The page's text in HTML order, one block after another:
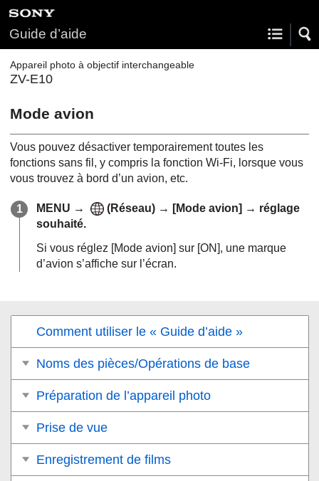
Guide d’aide
Appareil photo à objectif interchangeable
ZV-E10
Mode avion
Vous pouvez désactiver temporairement toutes les
fonctions sans fil, y compris la fonction Wi-Fi, lorsque vous
vous trouvez à bord d’un avion, etc.
MENU → (Réseau) → [Mode avion] → réglage
souhaité.
Si vous réglez [Mode avion] sur [ON], une marque
d’avion s’affiche sur l’écran.
Comment utiliser le « Guide d’aide »
Noms des pièces/Opérations de base
Préparation de l’appareil photo
Prise de vue
Enregistrement de films